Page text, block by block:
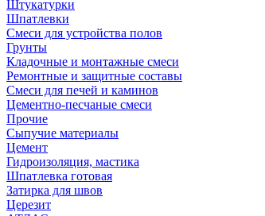
Штукатурки
Шпатлевки
Смеси для устройства полов
Грунты
Кладочные и монтажные смеси
Ремонтные и защитные составы
Смеси для печей и каминов
Цементно-песчаные смеси
Прочие
Сыпучие материалы
Цемент
Гидроизоляция, мастика
Шпатлевка готовая
Затирка для швов
Церезит